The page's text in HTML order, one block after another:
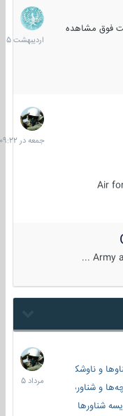
فوق مشاهده
27
1405
Air
جمعه
در
09:22
و ناوشکن‌ها
و شناورهای گشتی
شناورها
2
مرداد
1405